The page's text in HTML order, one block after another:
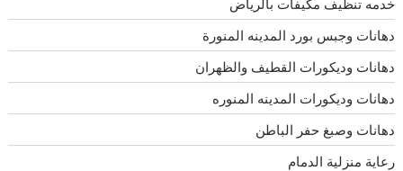
دهانات وجبس بورد المدينه المنورة
دهانات وديكورات القطيف والظهران
دهانات وديكورات المدينه المنوره
دهانات وصبغ حفر الباطن
رعاية منزلية الدمام